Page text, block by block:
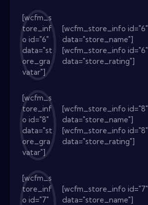
[wcfm_s
tore_inf
o id="6"
data="st
ore_gra
vatar"]
[wcfm_store_info id="6"
data="store_name"]
[wcfm_store_info id="6"
data="store_rating"]
[wcfm_s
tore_inf
o id="8"
data="st
ore_gra
vatar"]
[wcfm_store_info id="8"
data="store_name"]
[wcfm_store_info id="8"
data="store_rating"]
[wcfm_s
tore_inf
o id="7"
[wcfm_store_info id="7"
data="store_name"]